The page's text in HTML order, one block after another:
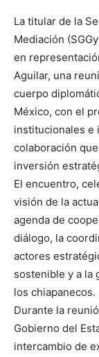
La titular de la
Mediación
en
Aguilar, una
cuerpo
México, con el
institucionales e
colaboración
inversión
El encuentro,
visión de la
agenda de
diálogo, la
actores
sostenible y a la
los chiapanecos.
Durante la
Gobierno del
intercambio de